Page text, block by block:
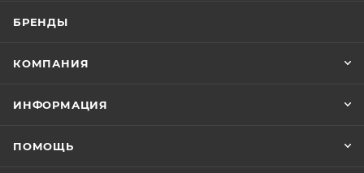
БРЕНДЫ
КОМПАНИЯ
ИНФОРМАЦИЯ
ПОМОЩЬ